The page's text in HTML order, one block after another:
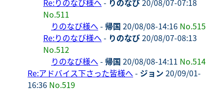
Re:りのなび様へ - りのなび20/08/07-07:18
No.511
りのなび様へ - 帰国 20/08/08-14:16 No.515
Re:りのなび様へ - りのなび20/08/07-08:13
No.512
りのなび様へ - 帰国 20/08/08-14:11 No.514
Re:アドバイス下さった皆様へ - ジョン 20/09/01-
16:36 No.519